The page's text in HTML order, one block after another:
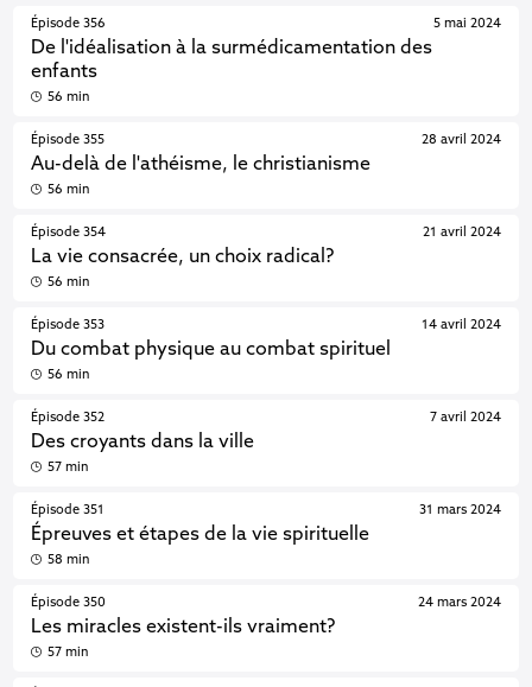
Épisode 356
De l'idéalisation à la surmédicamentation des
enfants
5 mai 2024
56 min
Épisode 355
Au-delà de l'athéisme, le christianisme
28 avril 2024
56 min
Épisode 354
La vie consacrée, un choix radical?
21 avril 2024
56 min
Épisode 353
Du combat physique au combat spirituel
14 avril 2024
56 min
Épisode 352
Des croyants dans la ville
7 avril 2024
57 min
Épisode 351
Épreuves et étapes de la vie spirituelle
31 mars 2024
58 min
Épisode 350
Les miracles existent-ils vraiment?
24 mars 2024
57 min